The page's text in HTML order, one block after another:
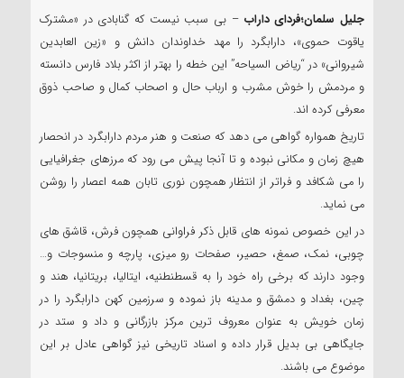
جلیل سلمان؛فردای داراب – بی سبب نیست که گنابادی در «مشترک
یاقوت حموی»، دارابگرد را مهد خداوندان دانش و «زین العابدین
شیروانی» در “ریاض السیاحه” این خطه را بهتر از اکثر بلاد فارس دانسته
و مردمش را خوش مشرب و ارباب حال و اصحاب کمال و صاحب ذوق
معرفی کرده اند.
تاریخ همواره گواهی می دهد که صنعت و هنر مردم دارابگرد در انحصار
هیچ زمان و مکانی نبوده و تا آنجا پیش می رود که مرزهای جغرافیایی
را می شکافد و فراتر از انتظار همچون نوری تابان همه اعصار را روشن
می نماید.
در این خصوص نمونه های قابل ذکر فراوانی همچون فرش، قاشق های
چوبی، نمک، صمغ، حصیر، صفحات رو میزی، پارچه و منسوجات و…
وجود دارند که برخی راه خود را به قسطنطنیه، ایتالیا، بریتانیا، هند و
چین، بغداد و دمشق و مدینه باز نموده و سرزمین کهن دارابگرد را در
زمان خویش به عنوان معروف ترین مرکز بازرگانی و داد و ستد در
جایگاهی بی بدیل قرار داده و اسناد تاریخی نیز گواهی عادل بر این
موضوع می باشند.